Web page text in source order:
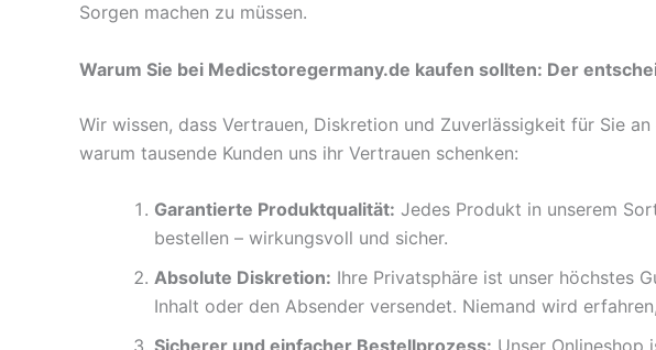
Sorgen machen zu müssen.
Warum Sie bei Medicstoregermany.de kaufen sollten: Der
Wir wissen, dass Vertrauen, Diskretion und Zuverlässigkeit für Sie
warum tausende Kunden uns ihr Vertrauen schenken:
Garantierte Produktqualität: Jedes Produkt in unserem
bestellen – wirkungsvoll und sicher.
Absolute Diskretion: Ihre Privatsphäre ist unser höchstes
Inhalt oder den Absender versendet. Niemand wird